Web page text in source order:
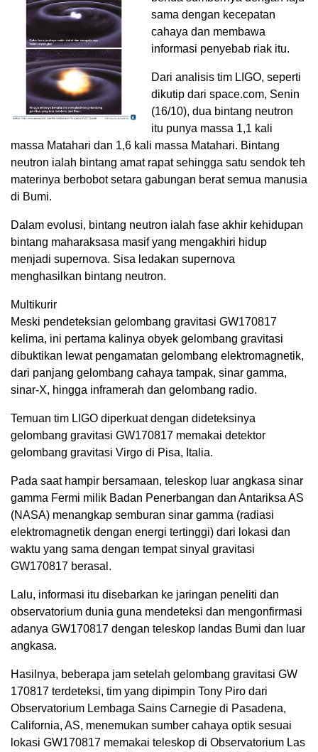
sama dengan kecepatan
cahaya dan membawa
informasi penyebab riak itu.
Dari analisis tim LIGO, seperti
dikutip dari space.com, Senin
(16/10), dua bintang neutron
itu punya massa 1,1 kali
massa Matahari dan 1,6 kali massa Matahari. Bintang
neutron ialah bintang amat rapat sehingga satu sendok teh
materinya berbobot setara gabungan berat semua manusia
di Bumi.
Dalam evolusi, bintang neutron ialah fase akhir kehidupan
bintang maharaksasa masif yang mengakhiri hidup
menjadi supernova. Sisa ledakan supernova
menghasilkan bintang neutron.
Multikurir
Meski pendeteksian gelombang gravitasi GW170817
kelima, ini pertama kalinya obyek gelombang gravitasi
dibuktikan lewat pengamatan gelombang elektromagnetik,
dari panjang gelombang cahaya tampak, sinar gamma,
sinar-X, hingga inframerah dan gelombang radio.
Temuan tim LIGO diperkuat dengan dideteksinya
gelombang gravitasi GW170817 memakai detektor
gelombang gravitasi Virgo di Pisa, Italia.
Pada saat hampir bersamaan, teleskop luar angkasa sinar
gamma Fermi milik Badan Penerbangan dan Antariksa AS
(NASA) menangkap semburan sinar gamma (radiasi
elektromagnetik dengan energi tertinggi) dari lokasi dan
waktu yang sama dengan tempat sinyal gravitasi
GW170817 berasal.
Lalu, informasi itu disebarkan ke jaringan peneliti dan
observatorium dunia guna mendeteksi dan mengonfirmasi
adanya GW170817 dengan teleskop landas Bumi dan luar
angkasa.
Hasilnya, beberapa jam setelah gelombang gravitasi GW
170817 terdeteksi, tim yang dipimpin Tony Piro dari
Observatorium Lembaga Sains Carnegie di Pasadena,
California, AS, menemukan sumber cahaya optik sesuai
lokasi GW170817 memakai teleskop di Observatorium Las